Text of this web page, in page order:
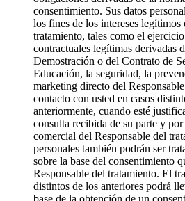
consentimiento. Sus datos
los fines de los intereses legítimos
tratamiento, tales como el
contractuales legítimas derivadas
Demostración o del Contrato de
Educación, la seguridad, la
marketing directo del
contacto con usted en casos
anteriormente, cuando esté
consulta recibida de su parte y
comercial del Responsable del
personales también podrán ser
sobre la base del consentimiento
Responsable del tratamiento. El
distintos de los anteriores podrá
base de la obtención de un